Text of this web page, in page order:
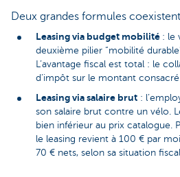
Deux grandes formules
Leasing via budget mobilité : le
deuxième pilier “mobilité
L’avantage fiscal est total : le
d’impôt sur le montant consacré
Leasing via salaire brut :
son salaire brut contre un vélo.
bien inférieur au prix catalogue.
le leasing revient à 100 € par
70 € nets, selon sa situation